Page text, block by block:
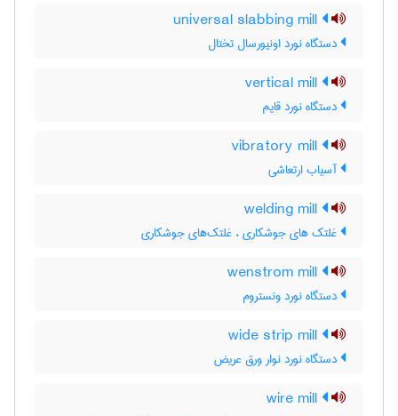
دستگاه نورد اونیورسال تختال
دستگاه نورد قایم
آسیاب ارتعاشی
غلتک های جوشکاری ، غلتک‌های جوشکاری
دستگاه نورد ونستروم
دستگاه نورد نوار ورق عریض